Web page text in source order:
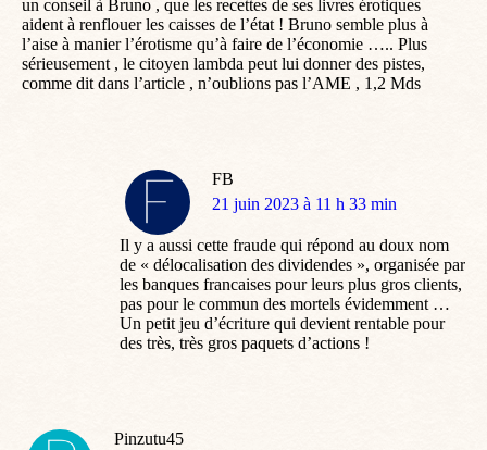
un conseil à Bruno , que les recettes de ses livres érotiques
aident à renflouer les caisses de l’état ! Bruno semble plus à
l’aise à manier l’érotisme qu’à faire de l’économie ….. Plus
sérieusement , le citoyen lambda peut lui donner des pistes,
comme dit dans l’article , n’oublions pas l’AME , 1,2 Mds
FB
dit
21 juin 2023 à 11 h 33 min
Il y a aussi cette fraude qui répond au doux nom
de « délocalisation des dividendes », organisée par
les banques francaises pour leurs plus gros clients,
pas pour le commun des mortels évidemment …
Un petit jeu d’écriture qui devient rentable pour
des très, très gros paquets d’actions !
Pinzutu45